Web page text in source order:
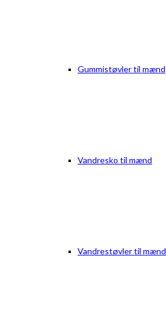
Gummistøvler til mænd
Vandresko til mænd
Vandrestøvler til mænd